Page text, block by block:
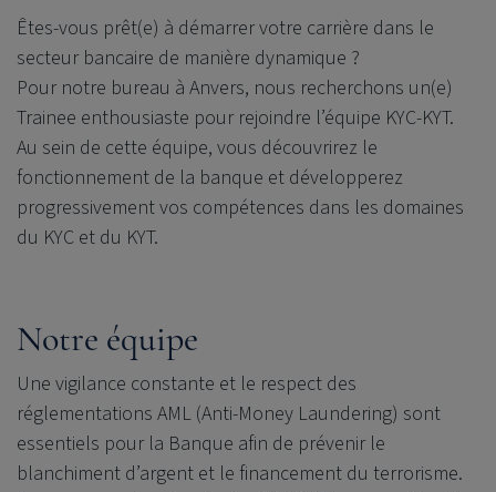
Êtes-vous prêt(e) à démarrer votre carrière dans le
secteur bancaire de manière dynamique ?
Pour notre bureau à Anvers, nous recherchons un(e)
Trainee enthousiaste pour rejoindre l’équipe KYC-KYT.
Au sein de cette équipe, vous découvrirez le
fonctionnement de la banque et développerez
progressivement vos compétences dans les domaines
du KYC et du KYT.
Notre équipe
Une vigilance constante et le respect des
réglementations AML (Anti-Money Laundering) sont
essentiels pour la Banque afin de prévenir le
blanchiment d’argent et le financement du terrorisme.